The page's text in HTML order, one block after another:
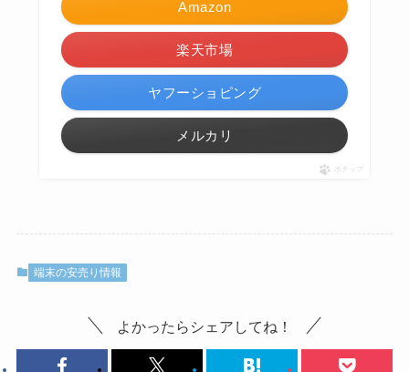
Amazon
楽天市場
ヤフーショピング
メルカリ
ポチップ
端末の安売り情報
よかったらシェアしてね！